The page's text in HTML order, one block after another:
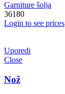
Garniture šolja
36180
Login to see prices
Uporedi
Close
Nož